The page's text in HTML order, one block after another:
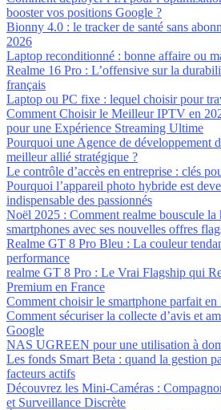
booster vos positions Google ?
Bionny 4.0 : le tracker de santé sans
2026
Laptop reconditionné : bonne affaire ou
Realme 16 Pro : L’offensive sur la
français
Laptop ou PC fixe : lequel choisir pour
Comment Choisir le Meilleur IPTV en
pour une Expérience Streaming Ultime
Pourquoi une Agence de développement
meilleur allié stratégique ?
Le contrôle d’accès en entreprise : clés
Pourquoi l’appareil photo hybride est
indispensable des passionnés
Noël 2025 : Comment realme bouscule la
smartphones avec ses nouvelles offres
Realme GT 8 Pro Bleu : La couleur
performance
realme GT 8 Pro : Le Vrai Flagship qui
Premium en France
Comment choisir le smartphone parfait en
Comment sécuriser la collecte d’avis et
Google
NAS UGREEN pour une utilisation à
Les fonds Smart Beta : quand la gestion
facteurs actifs
Découvrez les Mini-Caméras :
et Surveillance Discrète